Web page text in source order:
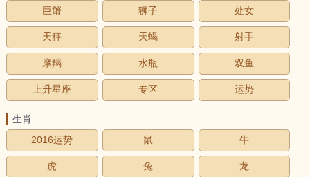
巨蟹 狮子 处女
天秤 天蝎 射手
摩羯 水瓶 双鱼
上升星座 专区 运势
生肖
2016运势
鼠 牛
虎 兔 龙